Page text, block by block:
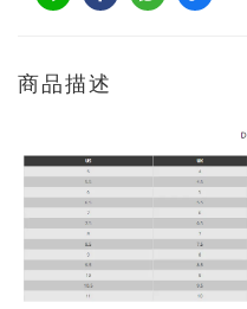
商品描述